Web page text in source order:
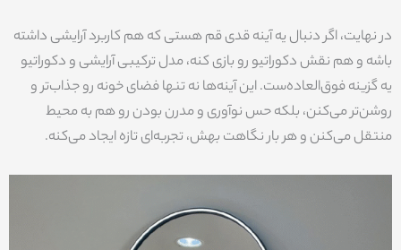
در نهایت، اگر دنبال یه آینه قدی قم هستی که هم کاربرد آرایشی داشته
باشه و هم نقش دکوراتیو رو بازی کنه، مدل ترکیبی آرایشی و دکوراتیو
یه گزینه فوق‌العاده‌ست. این آینه‌ها نه تنها فضای خونه رو جذاب‌تر و
روشن‌تر می‌کنن، بلکه حس نوآوری و مدرن بودن رو هم به محیط
منتقل می‌کنن و هر بار نگاهت بهش، تجربه‌ای تازه ایجاد می‌کنه.